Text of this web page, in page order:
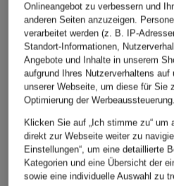
HUGO
T-Shirt DARNELIA
59,99 €
MARC
Shirt
96,99
Bestpreis:
ÄHNLICHE ARTIKEL
Onlineangebot zu verbessern und
anderen Seiten anzuzeigen.
verarbeitet werden (z. B. IP-
Standort-Informationen,
Angebote und Inhalte in unserem
aufgrund Ihres Nutzerverhaltens auf
unserer Webseite, um diese für Sie
Optimierung der Werbeaussteuerung.
Klicken Sie auf „Ich stimme zu“
direkt zur Webseite weiter zu
Einstellungen“, um eine detaillierte
Kategorien und eine Übersicht der
sowie eine individuelle Auswahl zu